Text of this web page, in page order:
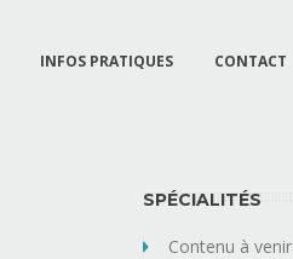
INFOS PRATIQUES CONTACT
SPÉCIALITÉS
Contenu à venir